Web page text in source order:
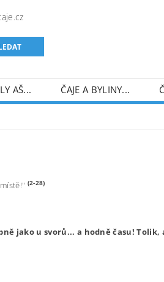
AŠ... ČAJE A BYLINY...
(2-28)
jako u svorů... a hodně času! Tolik,